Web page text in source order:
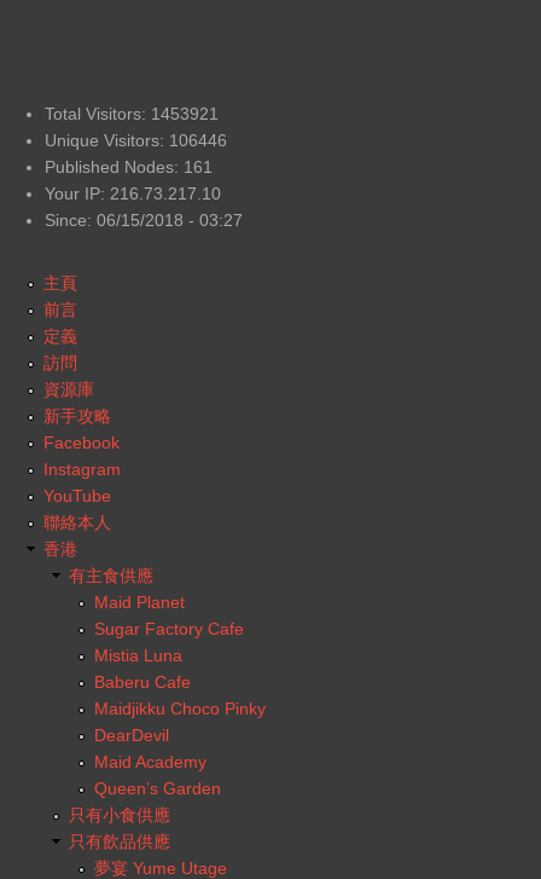
Total Visitors: 1453921
Unique Visitors: 106446
Published Nodes: 161
Your IP: 216.73.217.10
Since: 06/15/2018 - 03:27
主頁
前言
定義
訪問
資源庫
新手攻略
Facebook
Instagram
YouTube
聯絡本人
香港
有主食供應
Maid Planet
Sugar Factory Cafe
Mistia Luna
Baberu Cafe
Maidjikku Choco Pinky
DearDevil
Maid Academy
Queen’s Garden
只有小食供應
只有飲品供應
夢宴 Yume Utage